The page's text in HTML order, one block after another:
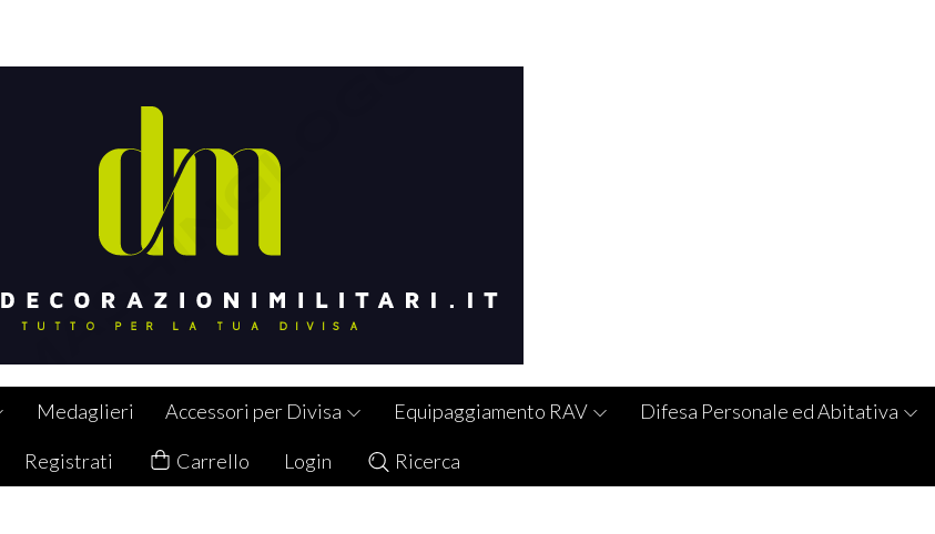
Medaglieri Accessori per Divisa Equipaggiamento RAV Difesa Personale ed Abitativa
Registrati Carrello Login Ricerca